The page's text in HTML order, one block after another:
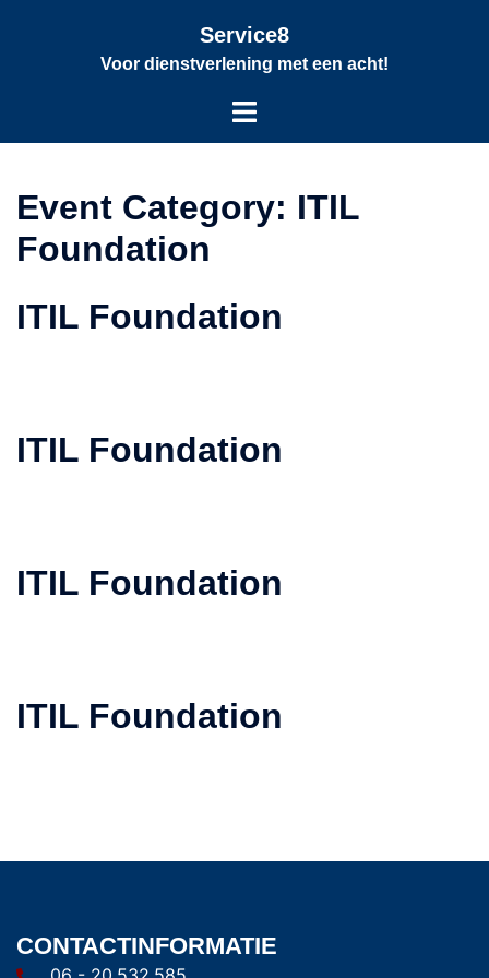
Service8
Voor dienstverlening met een acht!
Event Category: ITIL
Foundation
ITIL Foundation
ITIL Foundation
ITIL Foundation
ITIL Foundation
CONTACTINFORMATIE